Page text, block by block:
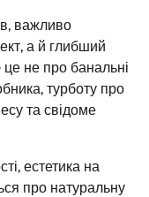
важливо
а й глибший
не про банальні
турботу про
та свідоме
естетика на
про натуральну